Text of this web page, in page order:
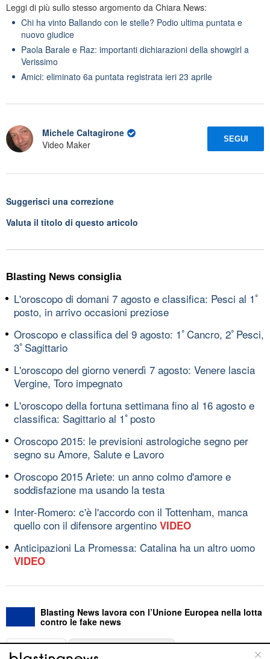
Leggi di più sullo stesso argomento da Chiara News:
Chi ha vinto Ballando con le stelle? Podio ultima puntata e
nuovo giudice
Paola Barale e Raz: importanti dichiarazioni della showgirl a
Verissimo
Amici: eliminato 6a puntata registrata ieri 23 aprile
Michele Caltagirone
Video Maker
SEGUI
Suggerisci una correzione
Valuta il titolo di questo articolo
Blasting News consiglia
L'oroscopo di domani 7 agosto e classifica: Pesci al 1ﾟ
posto, in arrivo occasioni preziose
Oroscopo e classifica del 9 agosto: 1ﾟCancro, 2ﾟPesci,
3ﾟSagittario
L'oroscopo del giorno venerdì 7 agosto: Venere lascia
Vergine, Toro impegnato
L'oroscopo della fortuna settimana fino al 16 agosto e
classifica: Sagittario al 1ﾟposto
Oroscopo 2015: le previsioni astrologiche segno per
segno su Amore, Salute e Lavoro
Oroscopo 2015 Ariete: un anno colmo d'amore e
soddisfazione ma usando la testa
Inter-Romero: c'è l'accordo con il Tottenham, manca
quello con il difensore argentino VIDEO
Anticipazioni La Promessa: Catalina ha un altro uomo
VIDEO
Blasting News lavora con l’Unione Europea nella lotta
contro le fake news
ABOUT